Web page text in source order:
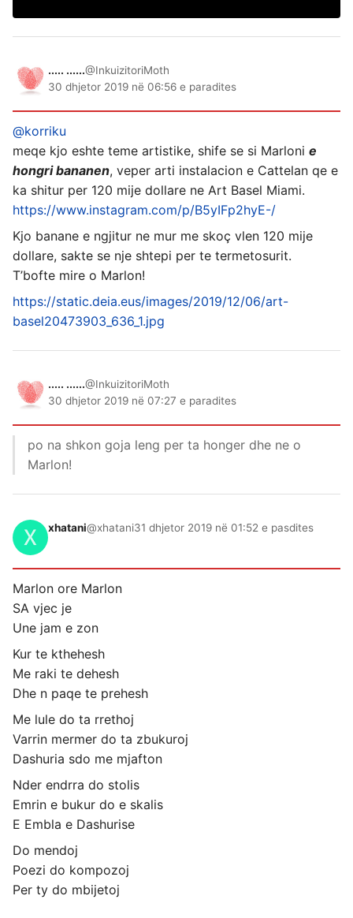
..... ......@InkuizitoriMoth
30 dhjetor 2019 në 06:56 e paradites
@korriku
meqe kjo eshte teme artistike, shife se si Marloni e
hongri bananen, veper arti instalacion e Cattelan qe e
ka shitur per 120 mije dollare ne Art Basel Miami.
https://www.instagram.com/p/B5yIFp2hyE-/
Kjo banane e ngjitur ne mur me skoç vlen 120 mije
dollare, sakte se nje shtepi per te termetosurit.
T’bofte mire o Marlon!
https://static.deia.eus/images/2019/12/06/art-
basel20473903_636_1.jpg
..... ......@InkuizitoriMoth
30 dhjetor 2019 në 07:27 e paradites
po na shkon goja leng per ta honger dhe ne o
Marlon!
xhatani@xhatani31 dhjetor 2019 në 01:52 e pasdites
Marlon ore Marlon
SA vjec je
Une jam e zon
Kur te kthehesh
Me raki te dehesh
Dhe n paqe te prehesh
Me lule do ta rrethoj
Varrin mermer do ta zbukuroj
Dashuria sdo me mjafton
Nder endrra do stolis
Emrin e bukur do e skalis
E Embla e Dashurise
Do mendoj
Poezi do kompozoj
Per ty do mbijetoj